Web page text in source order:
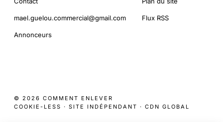
mael.guelou.commercial@gmail.com
Annonceurs
Flux RSS
© 2026 COMMENT ENLEVER
COOKIE-LESS · SITE INDÉPENDANT · CDN GLOBAL